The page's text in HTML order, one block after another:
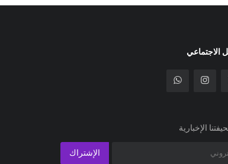
الاجتماعي
الإخبارية
الإشتراك